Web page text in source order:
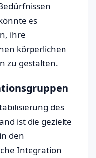
es
ihre
körperlichen
zu gestalten.
des
ist die gezielte
den
Integration